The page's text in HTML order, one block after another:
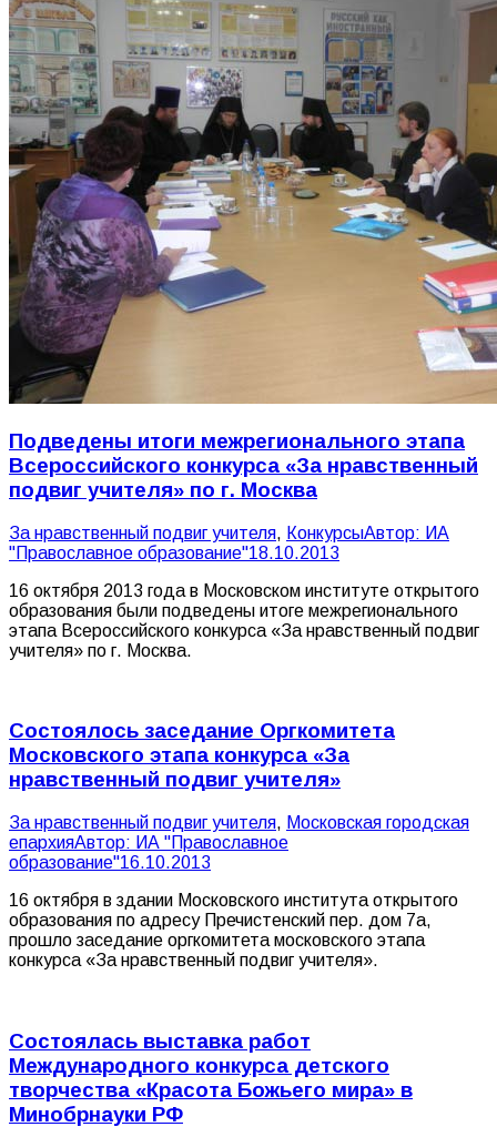
Подведены итоги межрегионального этапа
Всероссийского конкурса «За нравственный
подвиг учителя» по г. Москва
За нравственный подвиг учителя, КонкурсыАвтор: ИА
"Православное образование"18.10.2013
16 октября 2013 года в Московском институте открытого
образования были подведены итоге межрегионального
этапа Всероссийского конкурса «За нравственный подвиг
учителя» по г. Москва.
Состоялось заседание Оргкомитета
Московского этапа конкурса «За
нравственный подвиг учителя»
За нравственный подвиг учителя, Московская городская
епархияАвтор: ИА "Православное
образование"16.10.2013
16 октября в здании Московского института открытого
образования по адресу Пречистенский пер. дом 7а,
прошло заседание оргкомитета московского этапа
конкурса «За нравственный подвиг учителя».
Состоялась выставка работ
Международного конкурса детского
творчества «Красота Божьего мира» в
Минобрнауки РФ